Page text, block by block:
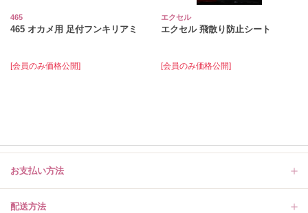
465
465 オカメ用 足付フンキリアミ
[会員のみ価格公開]
エクセル
エクセル 飛散り防止シート
[会員のみ価格公開]
お支払い方法
配送方法